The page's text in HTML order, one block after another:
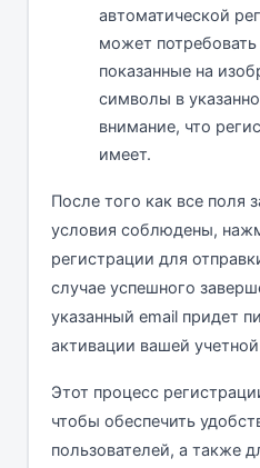
автоматической
может
показанные на
символы в
внимание, что
имеет.
После того как все поля
условия соблюдены,
регистрации для
случае успешного
указанный email придет
активации вашей
Этот процесс
чтобы обеспечить
пользователей, а также